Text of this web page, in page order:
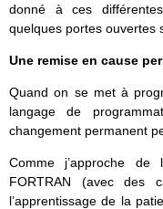
donné à ces
quelques portes ouvertes
Une remise en cause
Quand on se met à
langage de
changement permanent
Comme j’approche
FORTRAN (avec
l’apprentissage de la